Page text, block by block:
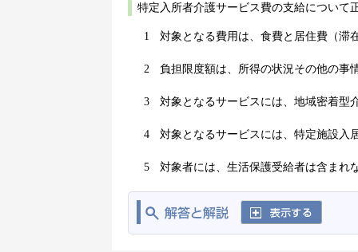
特定入所者介護サービス費の支給について
1 対象となる費用は、食費と居住費（滞
2 負担限度額は、所得の状況その他の事
3 対象となるサービスには、地域密着型
4 対象となるサービスには、特定施設入
5 対象者には、生活保護受給者は含まれ